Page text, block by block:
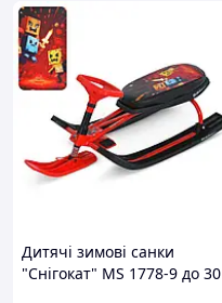
Дитячі зимові санки
"Снігокат" MS 1778-9 до 30